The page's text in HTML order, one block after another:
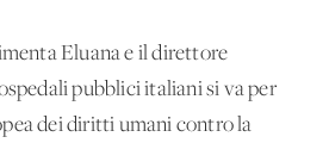
Eluana e il direttore
pubblici italiani si va per
dei diritti umani contro la